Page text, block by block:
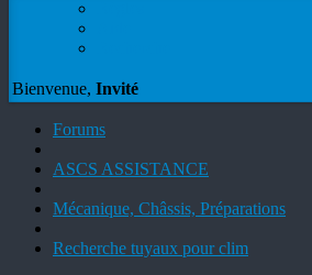
Bienvenue, Invité
Forums
ASCS ASSISTANCE
Mécanique, Châssis, Préparations
Recherche tuyaux pour clim